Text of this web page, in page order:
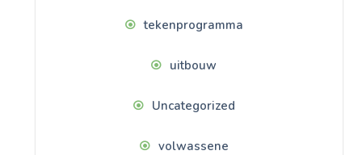
tekenprogramma
uitbouw
Uncategorized
volwassene